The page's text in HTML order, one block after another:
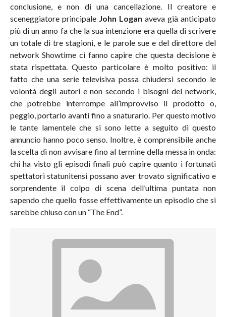
conclusione, e non di una cancellazione. Il creatore e
sceneggiatore principale John Logan aveva già anticipato
più di un anno fa che la sua intenzione era quella di scrivere
un totale di tre stagioni, e le parole sue e del direttore del
network Showtime ci fanno capire che questa decisione è
stata rispettata. Questo particolare è molto positivo: il
fatto che una serie televisiva possa chiudersi secondo le
volontà degli autori e non secondo i bisogni del network,
che potrebbe interrompe all’improvviso il prodotto o,
peggio, portarlo avanti fino a snaturarlo. Per questo motivo
le tante lamentele che si sono lette a seguito di questo
annuncio hanno poco senso. Inoltre, è comprensibile anche
la scelta di non avvisare fino al termine della messa in onda:
chi ha visto gli episodi finali può capire quanto i fortunati
spettatori statunitensi possano aver trovato significativo e
sorprendente il colpo di scena dell’ultima puntata non
sapendo che quello fosse effettivamente un episodio che si
sarebbe chiuso con un “The End”.